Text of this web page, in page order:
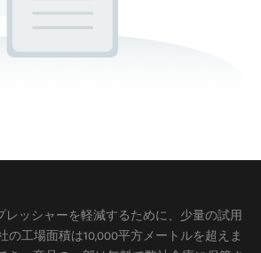
ッシャーを軽減するために、少量の試用
の工場面積は10,000平方メートルを超えま